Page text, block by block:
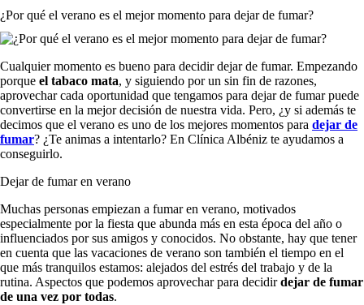
¿Por qué el verano es el mejor momento para dejar de fumar?
Cualquier momento es bueno para decidir dejar de fumar. Empezando
porque el tabaco mata, y siguiendo por un sin fin de razones,
aprovechar cada oportunidad que tengamos para dejar de fumar puede
convertirse en la mejor decisión de nuestra vida. Pero, ¿y si además te
decimos que el verano es uno de los mejores momentos para dejar de
fumar? ¿Te animas a intentarlo? En Clínica Albéniz te ayudamos a
conseguirlo.
Dejar de fumar en verano
Muchas personas empiezan a fumar en verano, motivados
especialmente por la fiesta que abunda más en esta época del año o
influenciados por sus amigos y conocidos. No obstante, hay que tener
en cuenta que las vacaciones de verano son también el tiempo en el
que más tranquilos estamos: alejados del estrés del trabajo y de la
rutina. Aspectos que podemos aprovechar para decidirdejar de fumar
de una vez por todas.